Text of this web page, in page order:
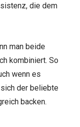
die dem
man beide
kombiniert. So
wenn es
der beliebte
backen.